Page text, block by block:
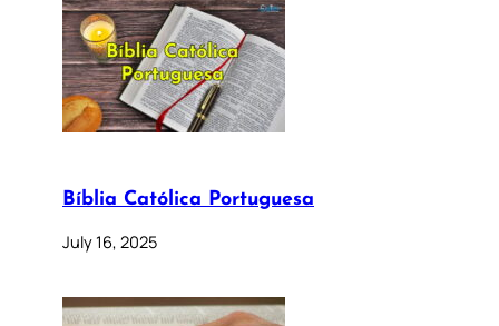
Bíblia Católica Portuguesa
July 16, 2025